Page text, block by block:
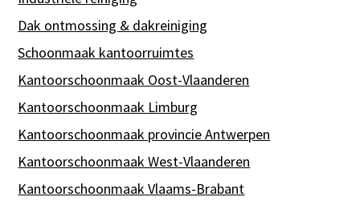
Dak ontmossing & dakreiniging
Schoonmaak kantoorruimtes
Kantoorschoonmaak Oost-Vlaanderen
Kantoorschoonmaak Limburg
Kantoorschoonmaak provincie Antwerpen
Kantoorschoonmaak West-Vlaanderen
Kantoorschoonmaak Vlaams-Brabant